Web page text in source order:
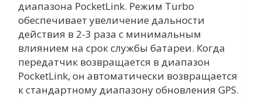
диапазона PocketLink. Режим Turbo
обеспечивает увеличение дальности
действия в 2-3 раза с минимальным
влиянием на срок службы батареи. Когда
передатчик возвращается в диапазон
PocketLink, он автоматически возвращается
к стандартному диапазону обновления GPS.